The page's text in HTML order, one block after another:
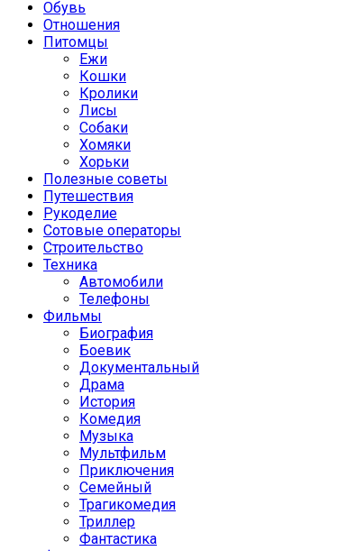
Обувь
Отношения
Питомцы
Ежи
Кошки
Кролики
Лисы
Собаки
Хомяки
Хорьки
Полезные советы
Путешествия
Рукоделие
Сотовые операторы
Строительство
Техника
Автомобили
Телефоны
Фильмы
Биография
Боевик
Документальный
Драма
История
Комедия
Музыка
Мультфильм
Приключения
Семейный
Трагикомедия
Триллер
Фантастика